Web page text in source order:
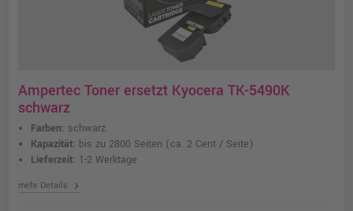
Ampertec Toner ersetzt Kyocera TK-5490K
schwarz
Farben: schwarz
Kapazität: bis zu 2800 Seiten (ca. 2 Cent / Seite)
Lieferzeit: 1-2 Werktage
mehr Details chevron_right